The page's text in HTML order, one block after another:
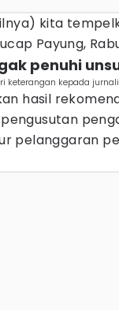
kita
Payung,
penuhi
keterangan kepada
hasil
pelanggaran